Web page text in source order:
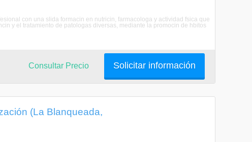
con una slida formacin en nutricin, farmacologa y actividad fsica que
y el tratamiento de patologas diversas, mediante la promocin de hbitos
Solicitar información
Consultar Precio
(La Blanqueada,